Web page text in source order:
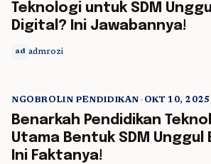
Teknologi untuk SDM
Digital? Ini Jawabannya!
ad admrozi
NGOBROLIN PENDIDIKAN• OKT 10, 2025
Benarkah Pendidikan
Utama Bentuk SDM Unggul
Ini Faktanya!